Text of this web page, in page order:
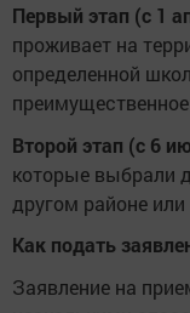
Первый этап (с 1
проживает на
определенной
Второй этап (с 6
которые выбрали
другом районе или
Как подать
Заявление на